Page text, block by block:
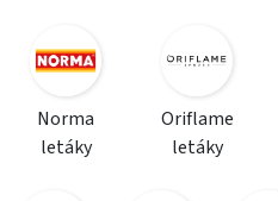
Norma
letáky
Oriflame
letáky